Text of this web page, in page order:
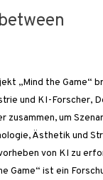
„Mind the Game“
und KI-Forscher,
zusammen, um
Ästhetik und
von KI zu
Game“ ist ein